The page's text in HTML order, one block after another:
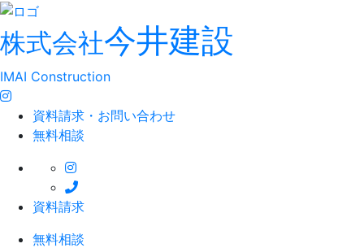
株式会社今井建設
IMAI Construction
資料請求・お問い合わせ
無料相談
資料請求
無料相談